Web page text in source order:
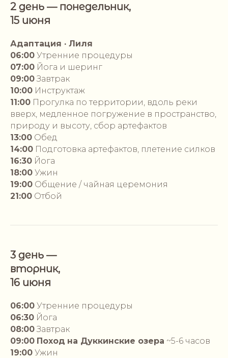
2 день — понедельник,
15 июня
Адаптация · Лиля
06:00 Утренние процедуры
07:00 Йога и шеринг
09:00 Завтрак
10:00 Инструктаж
11:00 Прогулка по территории, вдоль реки
вверх, медленное погружение в пространство,
природу и высоту, сбор артефактов
13:00 Обед
14:00 Подготовка артефактов, плетение силков
16:30 Йога
18:00 Ужин
19:00 Общение / чайная церемония
21:00 Отбой
3 день —
вторник,
16 июня
06:00 Утренние процедуры
06:30 Йога
08:00 Завтрак
09:00 Поход на Дуккинские озера ~5-6 часов
19:00 Ужин